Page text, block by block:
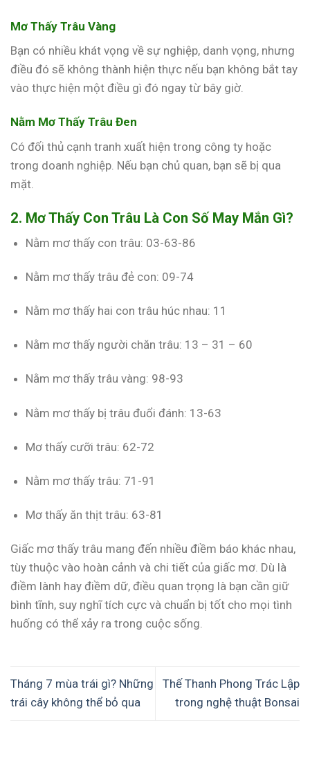
Mơ Thấy Trâu Vàng
Bạn có nhiều khát vọng về sự nghiệp, danh vọng, nhưng
điều đó sẽ không thành hiện thực nếu bạn không bắt tay
vào thực hiện một điều gì đó ngay từ bây giờ.
Nằm Mơ Thấy Trâu Đen
Có đối thủ cạnh tranh xuất hiện trong công ty hoặc
trong doanh nghiệp. Nếu bạn chủ quan, bạn sẽ bị qua
mặt.
2. Mơ Thấy Con Trâu Là Con Số May Mắn Gì?
Nằm mơ thấy con trâu: 03-63-86
Nằm mơ thấy trâu đẻ con: 09-74
Nằm mơ thấy hai con trâu húc nhau: 11
Nằm mơ thấy người chăn trâu: 13 – 31 – 60
Nằm mơ thấy trâu vàng: 98-93
Nằm mơ thấy bị trâu đuổi đánh: 13-63
Mơ thấy cưỡi trâu: 62-72
Nằm mơ thấy trâu: 71-91
Mơ thấy ăn thịt trâu: 63-81
Giấc mơ thấy trâu mang đến nhiều điềm báo khác nhau,
tùy thuộc vào hoàn cảnh và chi tiết của giấc mơ. Dù là
điềm lành hay điềm dữ, điều quan trọng là bạn cần giữ
bình tĩnh, suy nghĩ tích cực và chuẩn bị tốt cho mọi tình
huống có thể xảy ra trong cuộc sống.
Tháng 7 mùa trái gì? Những
trái cây không thể bỏ qua
Thế Thanh Phong Trác Lập
trong nghệ thuật Bonsai